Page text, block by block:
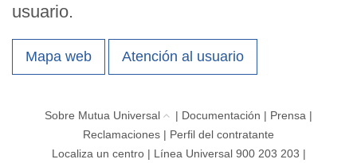
usuario.
Mapa web Atención al usuario
Sobre Mutua Universal | Documentación | Prensa |
Reclamaciones | Perfil del contratante
Localiza un centro| Línea Universal 900 203 203 |